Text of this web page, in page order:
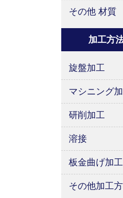
その他 材質
加工方
旋盤加工
マシニング
研削加工
溶接
板金曲げ加工
その他加工